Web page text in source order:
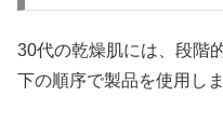
30代の乾燥肌には、段階
下の順序で製品を使用し